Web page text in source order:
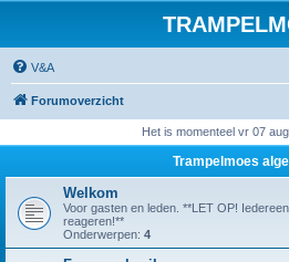
V&A
Forumoverzicht
Het is momenteel vr 07
Trampelmoes
Welkom
Voor gasten en leden. **LET OP!
reageren!**
Onderwerpen: 4